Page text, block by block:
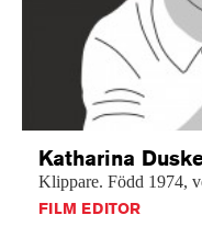
Katharina
Klippare. Född 1974,
FILM EDITOR